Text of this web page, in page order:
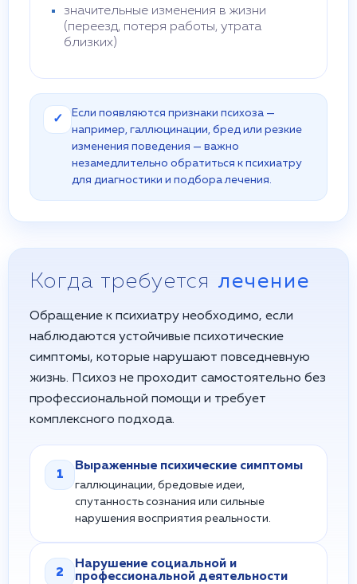
значительные изменения в жизни
(переезд, потеря работы, утрата
близких)
✓
Если появляются признаки психоза —
например, галлюцинации, бред или резкие
изменения поведения — важно
незамедлительно обратиться к психиатру
для диагностики и подбора лечения.
Когда требуется лечение
Обращение к психиатру необходимо, если
наблюдаются устойчивые психотические
симптомы, которые нарушают повседневную
жизнь. Психоз не проходит самостоятельно без
профессиональной помощи и требует
комплексного подхода.
1
Выраженные психические симптомы
галлюцинации, бредовые идеи,
спутанность сознания или сильные
нарушения восприятия реальности.
2
Нарушение социальной и
профессиональной деятельности